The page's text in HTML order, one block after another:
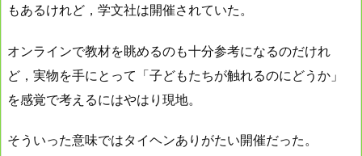
もあるけれど，学文社は開催されていた。
オンラインで教材を眺めるのも十分参考になるのだけれ
ど，実物を手にとって「子どもたちが触れるのにどうか」
を感覚で考えるにはやはり現地。
そういった意味ではタイヘンありがたい開催だった。